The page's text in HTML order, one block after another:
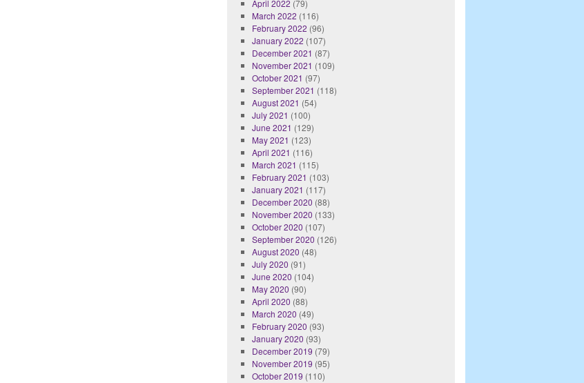
April 2022 (79)
March 2022 (116)
February 2022 (96)
January 2022 (107)
December 2021 (87)
November 2021 (109)
October 2021 (97)
September 2021 (118)
August 2021 (54)
July 2021 (100)
June 2021 (129)
May 2021 (123)
April 2021 (116)
March 2021 (115)
February 2021 (103)
January 2021 (117)
December 2020 (88)
November 2020 (133)
October 2020 (107)
September 2020 (126)
August 2020 (48)
July 2020 (91)
June 2020 (104)
May 2020 (90)
April 2020 (88)
March 2020 (49)
February 2020 (93)
January 2020 (93)
December 2019 (79)
November 2019 (95)
October 2019 (110)